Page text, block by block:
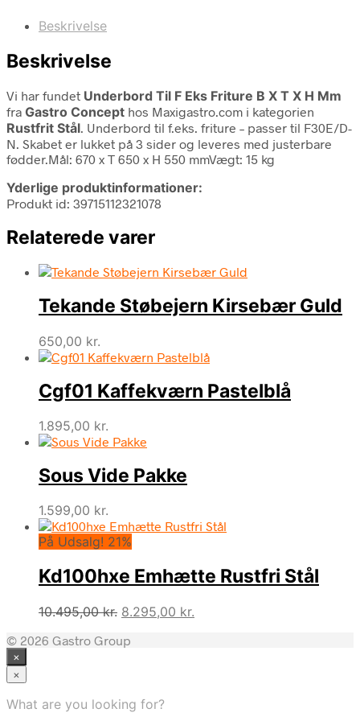
Beskrivelse
Beskrivelse
Vi har fundet Underbord Til F Eks Friture B X T X H Mm
fra Gastro Concept hos Maxigastro.com i kategorien
Rustfrit Stål. Underbord til f.eks. friture – passer til F30E/D-
N. Skabet er lukket på 3 sider og leveres med justerbare
fødder.Mål: 670 x T 650 x H 550 mmVægt: 15 kg
Yderlige produktinformationer:
Produkt id: 39715112321078
Relaterede varer
Tekande Støbejern Kirsebær Guld
650,00 kr.
Cgf01 Kaffekværn Pastelblå
1.895,00 kr.
Sous Vide Pakke
1.599,00 kr.
På Udsalg! 21%
Kd100hxe Emhætte Rustfri Stål
10.495,00kr. Den
pris
8.295,00 kr.
© 2026 Gastro Group
×
×
What are you looking for?